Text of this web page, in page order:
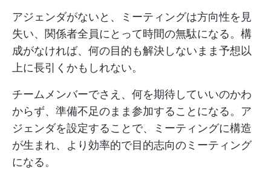
アジェンダがないと、ミーティングは方向性を見
失い、関係者全員にとって時間の無駄になる。構
成がなければ、何の目的も解決しないまま予想以
上に長引くかもしれない。
チームメンバーでさえ、何を期待していいのかわ
からず、準備不足のまま参加することになる。ア
ジェンダを設定することで、ミーティングに構造
が生まれ、より効率的で目的志向のミーティング
になる。